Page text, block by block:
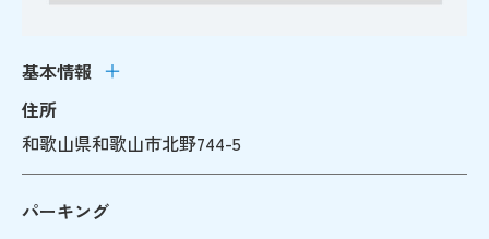
基本情報
住所
和歌山県和歌山市北野744-5
パーキング